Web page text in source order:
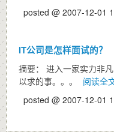
posted @ 2007-12-01
IT公司是怎样面试的？
摘要： 进入一家实力非
以求的事。。。
阅读全
posted @ 2007-12-01